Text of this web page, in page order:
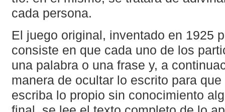
cada persona.
El juego original, inventado en 1925
consiste en que cada uno de los
una palabra o una frase y, a
manera de ocultar lo escrito para
escriba lo propio sin conocimiento